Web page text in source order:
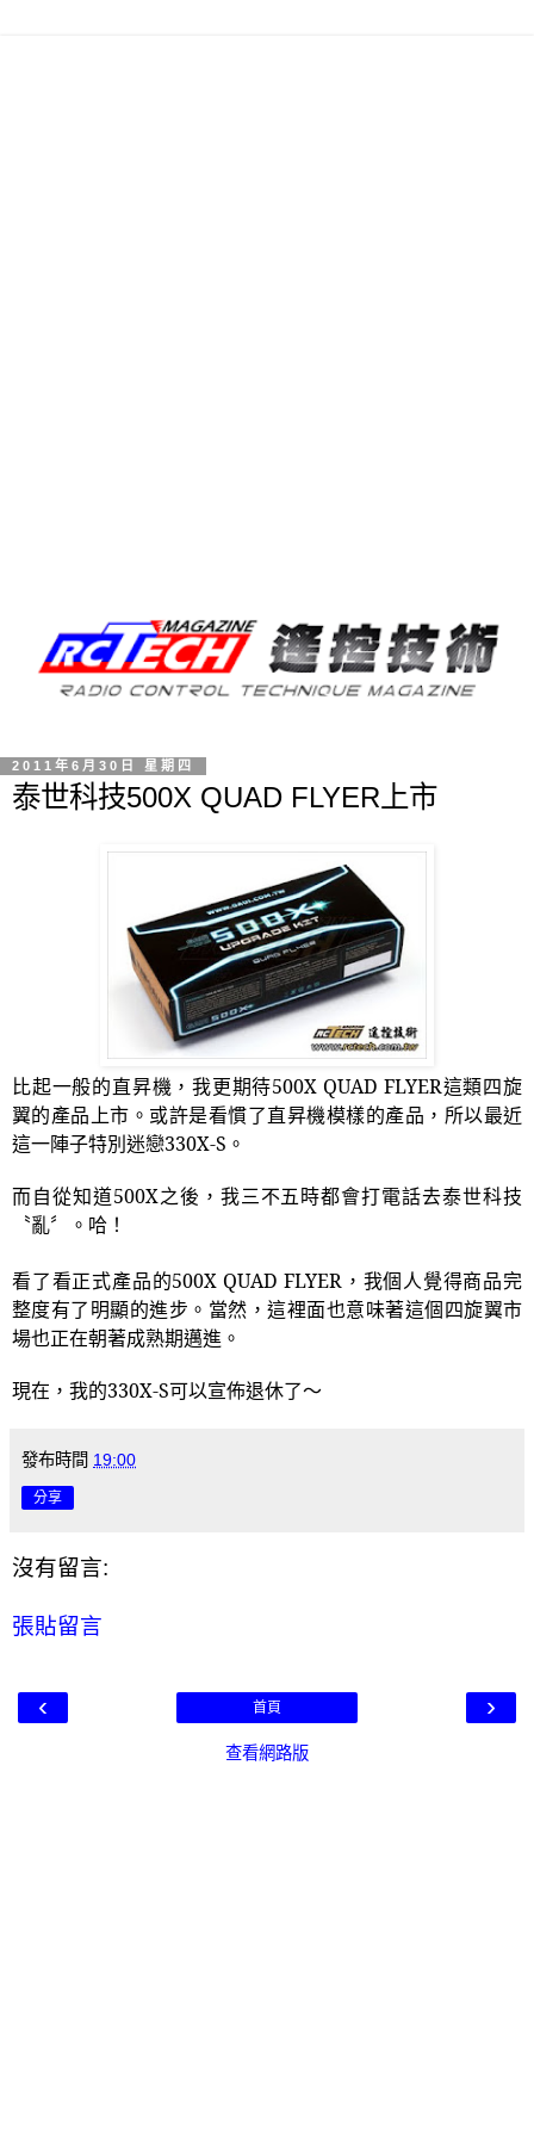
2011年6月30日 星期四
泰世科技500X QUAD FLYER上市
比起一般的直昇機，我更期待500X QUAD FLYER這類四旋
翼的產品上市。或許是看慣了直昇機模樣的產品，所以最近
這一陣子特別迷戀330X-S 。
而自從知道500X之後，我三不五時都會打電話去泰世科技
〝亂〞。哈！
看了看正式產品的500X QUAD FLYER，我個人覺得商品完
整度有了明顯的進步。當然，這裡面也意味著這個四旋翼市
場也正在朝著成熟期邁進。
現在，我的330X-S可以宣佈退休了～
發布時間 19:00
分享
沒有留言:
張貼留言
‹ ›
首頁
查看網路版